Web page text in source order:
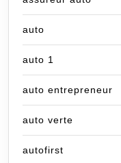
auto
auto 1
auto entrepreneur
auto verte
autofirst